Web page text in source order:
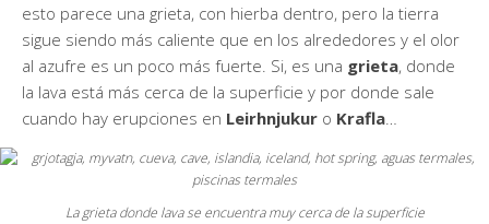
esto parece una grieta, con hierba dentro, pero la tierra
sigue siendo más caliente que en los alrededores y el olor
al azufre es un poco más fuerte. Si, es una grieta, donde
la lava está más cerca de la superficie y por donde sale
cuando hay erupciones en Leirhnjukur o Krafla…
La grieta donde lava se encuentra muy cerca de la superficie